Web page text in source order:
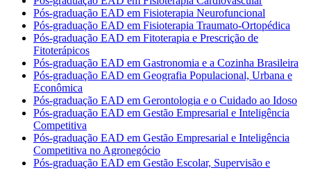
Pós-graduação EAD em Fisioterapia Neurofuncional
Pós-graduação EAD em Fisioterapia Traumato-Ortopédica
Pós-graduação EAD em Fitoterapia e Prescrição de
Fitoterápicos
Pós-graduação EAD em Gastronomia e a Cozinha Brasileira
Pós-graduação EAD em Geografia Populacional, Urbana e
Econômica
Pós-graduação EAD em Gerontologia e o Cuidado ao Idoso
Pós-graduação EAD em Gestão Empresarial e Inteligência
Competitiva
Pós-graduação EAD em Gestão Empresarial e Inteligência
Competitiva no Agronegócio
Pós-graduação EAD em Gestão Escolar, Supervisão e